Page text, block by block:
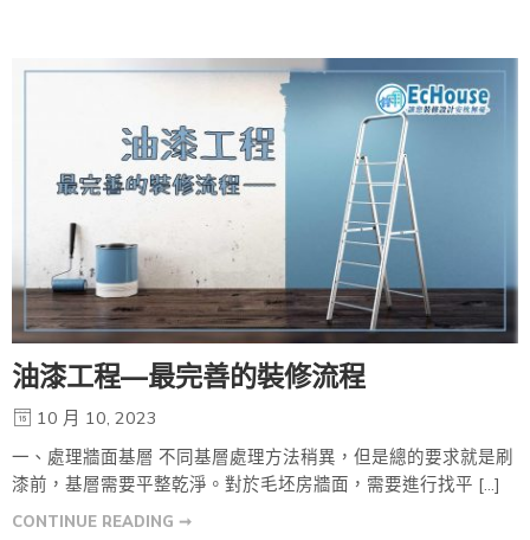
油漆工程—最完善的裝修流程
10 月 10, 2023
一、處理牆面基層 不同基層處理方法稍異，但是總的要求就是刷
漆前，基層需要平整乾淨。對於毛坯房牆面，需要進行找平 […]
CONTINUE READING ➞